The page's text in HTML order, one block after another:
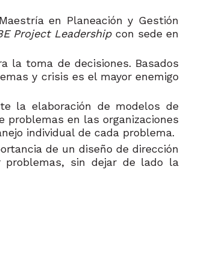
en Planeación y Gestión
Project Leadership con sede en
la toma de decisiones. Basados
y crisis es el mayor enemigo
la elaboración de modelos de
en las organizaciones
individual de cada problema.
de un diseño de dirección
problemas, sin dejar de lado la